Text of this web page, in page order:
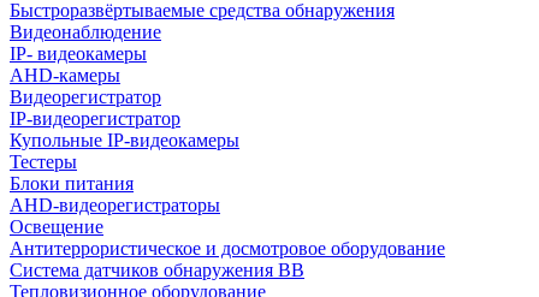
Быстроразвёртываемые средства обнаружения
Видеонаблюдение
IP- видеокамеры
AHD-камеры
Видеорегистратор
IP-видеорегистратор
Купольные IP-видеокамеры
Тестеры
Блоки питания
AHD-видеорегистраторы
Освещение
Антитеррористическое и досмотровое оборудование
Cистема датчиков обнаружения ВВ
Тепловизионное оборудование